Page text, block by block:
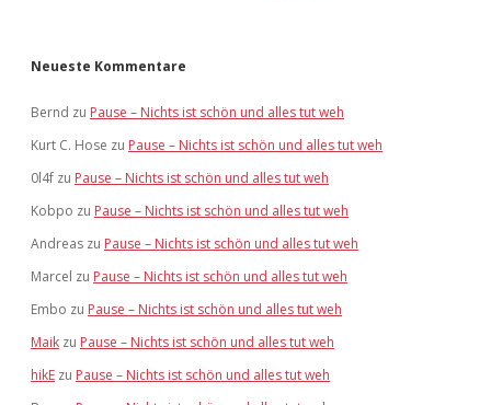
Neueste Kommentare
Bernd zu Pause – Nichts ist schön und alles tut weh
Kurt C. Hose zu Pause – Nichts ist schön und alles tut weh
0l4f zu Pause – Nichts ist schön und alles tut weh
Kobpo zu Pause – Nichts ist schön und alles tut weh
Andreas zu Pause – Nichts ist schön und alles tut weh
Marcel zu Pause – Nichts ist schön und alles tut weh
Embo zu Pause – Nichts ist schön und alles tut weh
Maik zu Pause – Nichts ist schön und alles tut weh
hikE zu Pause – Nichts ist schön und alles tut weh